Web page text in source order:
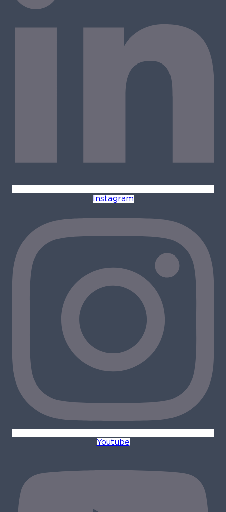
Instagram
Youtube